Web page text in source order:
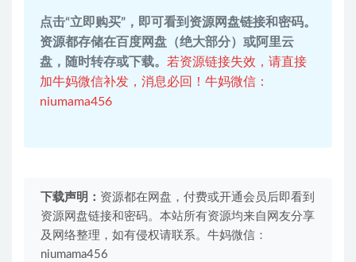
点击“立即购买”，即可看到资源网盘链接和密码。
资源都存储在百度网盘（绝大部分）或阿里云
盘，随时转存或下载。 若资源链接失效，请直接
加牛妈微信补发，消息必回！牛妈微信：
niumama456
下载声明： 资源都在网盘，付费或开通会员后即看到
资源网盘链接和密码。本站所有资源均来自网友分享
及网络整理，如有侵权请联系。牛妈微信：
niumama456